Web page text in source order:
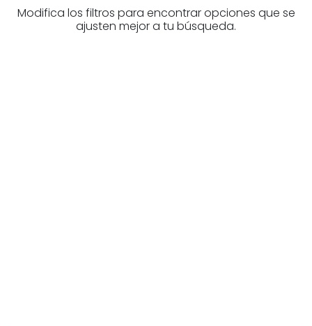
Modifica los filtros para encontrar opciones que se
ajusten mejor a tu búsqueda.